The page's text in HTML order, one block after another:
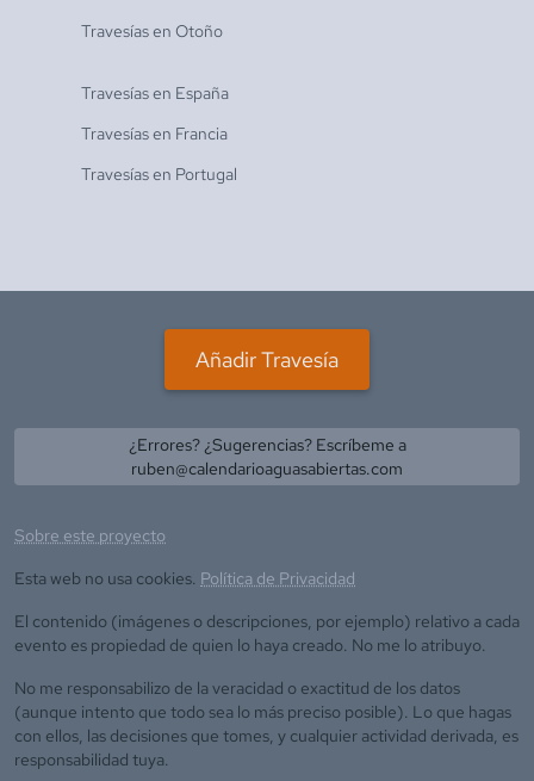
Travesías en Otoño
Travesías en España
Travesías en Francia
Travesías en Portugal
Añadir Travesía
¿Errores? ¿Sugerencias? Escríbeme a
ruben@calendarioaguasabiertas.com
Sobre este proyecto
Esta web no usa cookies. Política de Privacidad
El contenido (imágenes o descripciones, por ejemplo) relativo a cada
evento es propiedad de quien lo haya creado. No me lo atribuyo.
No me responsabilizo de la veracidad o exactitud de los datos
(aunque intento que todo sea lo más preciso posible). Lo que hagas
con ellos, las decisiones que tomes, y cualquier actividad derivada, es
responsabilidad tuya.